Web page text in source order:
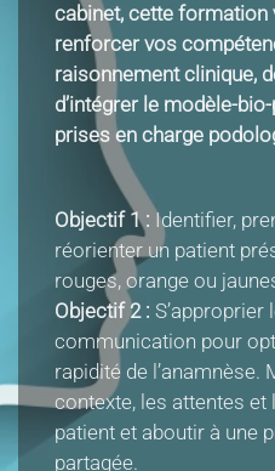
cabinet, cette formation
renforcer vos
raisonnement clinique,
d’intégrer le modèle-
prises en charge
Objectif 1 : Identifier,
réorienter un patient
rouges, orange ou
Objectif 2 : S’approprier
communication pour
rapidité de l’anamnèse.
contexte, les attentes
patient et aboutir à une
partagée.